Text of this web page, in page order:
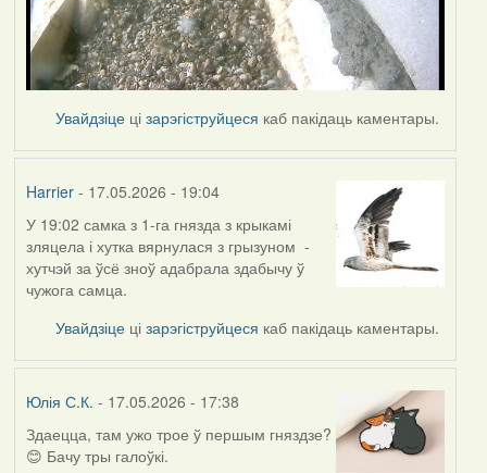
Увайдзіце цізарэгіструйцеся каб пакідаць каментары.
Harrier- 17.05.2026 - 19:04
У 19:02 самка з 1-га гнязда з крыкамі
зляцела і хутка вярнулася з грызуном -
хутчэй за ўсё зноў адабрала здабычу ў
чужога самца.
Увайдзіце цізарэгіструйцеся каб пакідаць каментары.
Юлія С.К. - 17.05.2026 - 17:38
Здаецца, там ужо трое ў першым гняздзе?
😊 Бачу тры галоўкі.